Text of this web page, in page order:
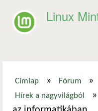
Linux
Jelenlegi
Címlap » Fórum »
Hírek a nagyvilágból »